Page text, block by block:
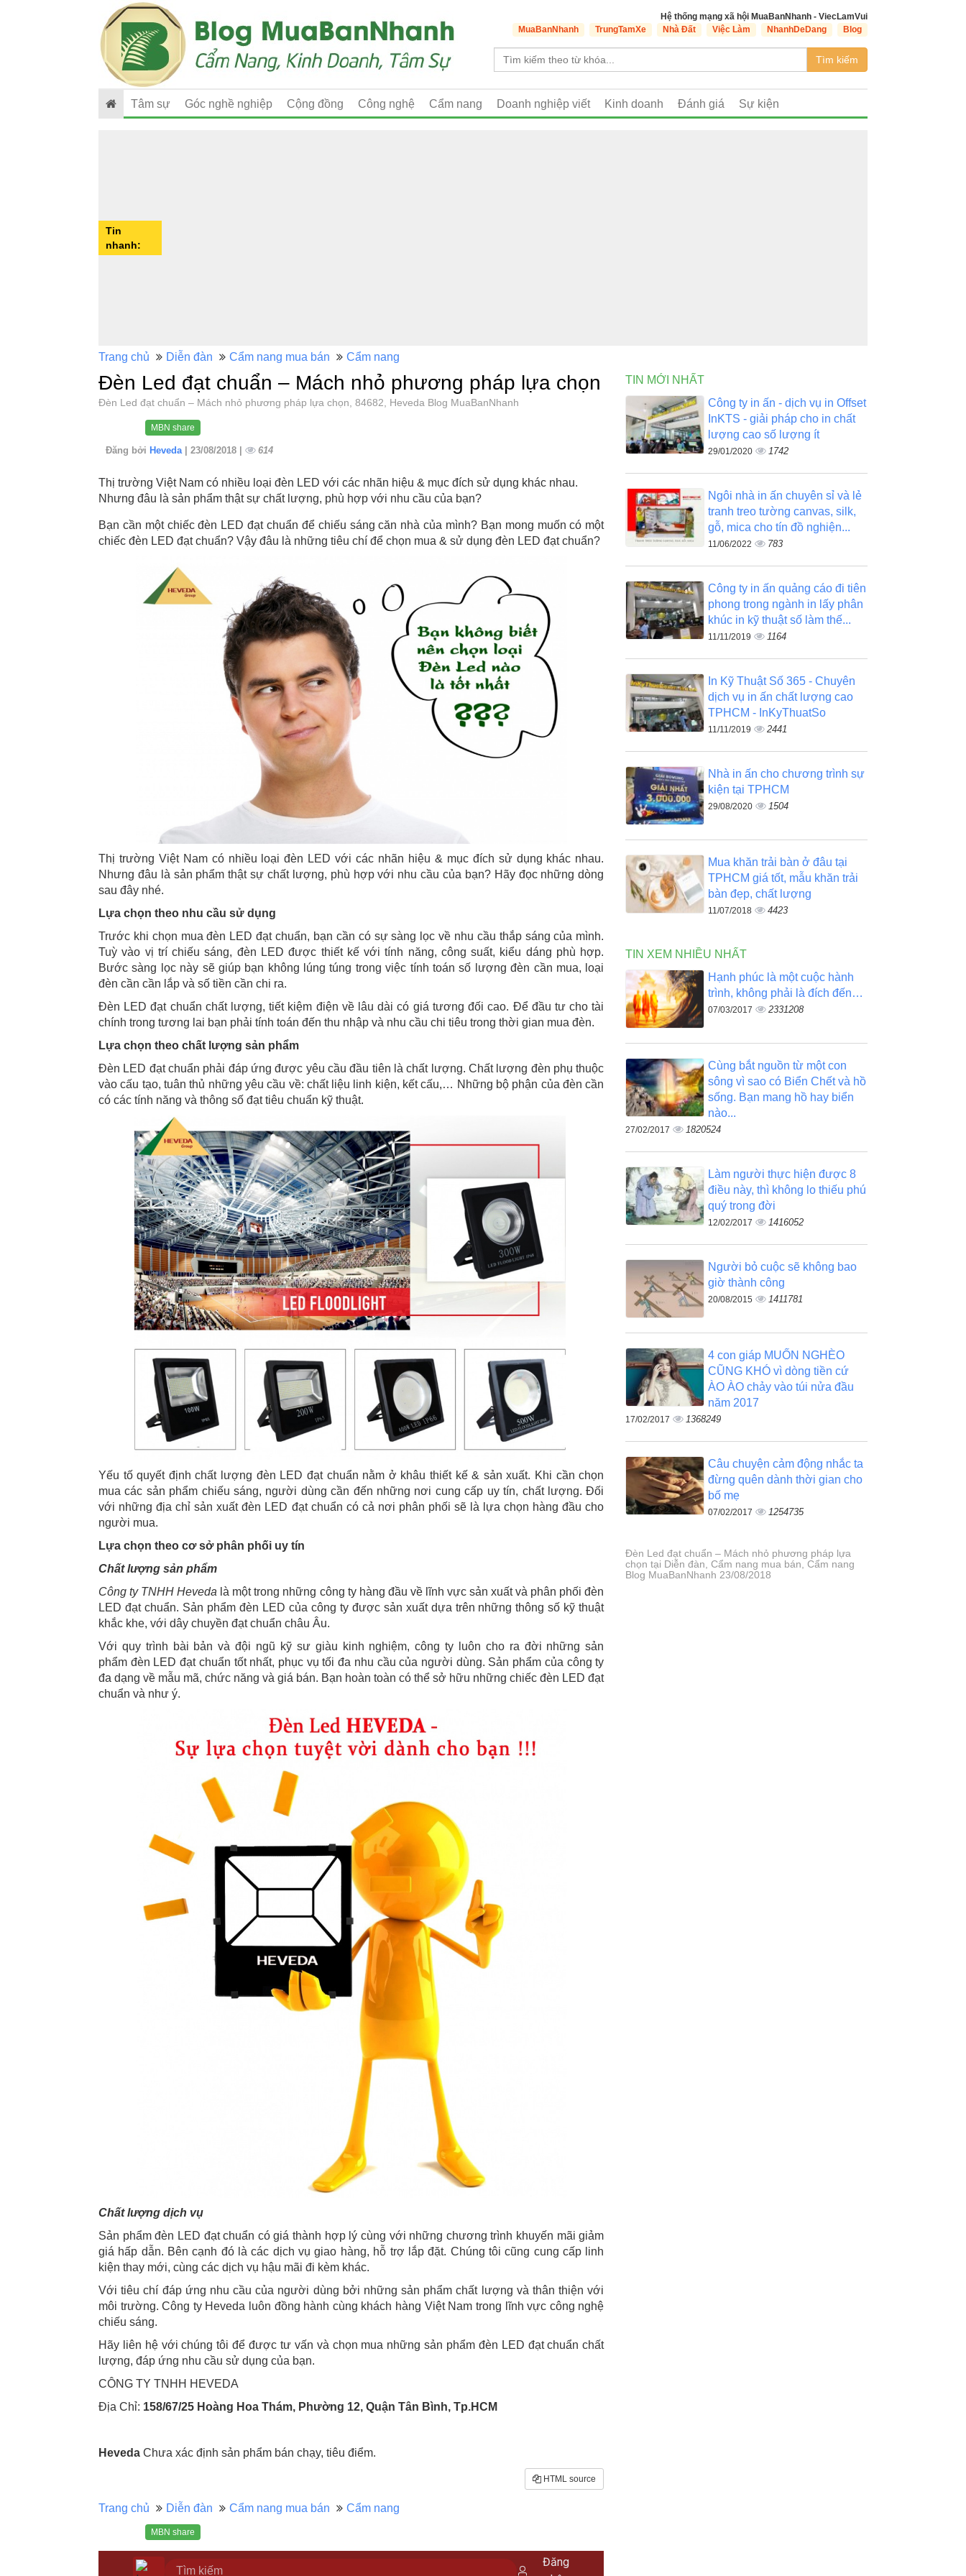
Hệ thống mạng xã hội MuaBanNhanh - ViecLamVui
MuaBanNhanh
TrungTamXe Nhà Đất Việc Làm NhanhDeDang Blog
Tìm kiếm
Tâm sự Góc nghề nghiệp Cộng đồng Công nghệ Cẩm nang Doanh nghiệp viết Kinh doanh Đánh giá Sự kiện
Tin
nhanh:
Trang chủ Diễn đàn Cẩm nang mua bán Cẩm nang
Đèn Led đạt chuẩn – Mách nhỏ phương pháp lựa chọn
Đèn Led đạt chuẩn – Mách nhỏ phương pháp lựa chọn, 84682, Heveda Blog MuaBanNhanh
MBN share
Đăng bởi Heveda | 23/08/2018 | 614
Thị trường Việt Nam có nhiều loại đèn LED với các nhãn hiệu & mục đích sử dụng khác nhau.
Nhưng đâu là sản phẩm thật sự chất lượng, phù hợp với nhu cầu của bạn?
Bạn cần một chiếc đèn LED đạt chuẩn để chiếu sáng căn nhà của mình? Bạn mong muốn có một
chiếc đèn LED đạt chuẩn? Vậy đâu là những tiêu chí để chọn mua & sử dụng đèn LED đạt chuẩn?
Thị trường Việt Nam có nhiều loại đèn LED với các nhãn hiệu & mục đích sử dụng khác nhau.
Nhưng đâu là sản phẩm thật sự chất lượng, phù hợp với nhu cầu của bạn? Hãy đọc những dòng
sau đây nhé.
Lựa chọn theo nhu cầu sử dụng
Trước khi chọn mua đèn LED đạt chuẩn, bạn cần có sự sàng lọc về nhu cầu thắp sáng của mình.
Tuỳ vào vị trí chiếu sáng, đèn LED được thiết kế với tính năng, công suất, kiểu dáng phù hợp.
Bước sàng lọc này sẽ giúp bạn không lúng túng trong việc tính toán số lượng đèn cần mua, loại
đèn cần cần lắp và số tiền cần chi ra.
Đèn LED đạt chuẩn chất lượng, tiết kiệm điện về lâu dài có giá tương đối cao. Để đầu tư cho tài
chính trong tương lai bạn phải tính toán đến thu nhập và nhu cầu chi tiêu trong thời gian mua đèn.
Lựa chọn theo chất lượng sản phẩm
Đèn LED đạt chuẩn phải đáp ứng được yêu cầu đầu tiên là chất lượng. Chất lượng đèn phụ thuộc
vào cấu tạo, tuân thủ những yêu cầu về: chất liệu linh kiện, kết cấu,… Những bộ phận của đèn cần
có các tính năng và thông số đạt tiêu chuẩn kỹ thuật.
Yếu tố quyết định chất lượng đèn LED đạt chuẩn nằm ở khâu thiết kế & sản xuất. Khi cần chọn
mua các sản phẩm chiếu sáng, người dùng cần đến những nơi cung cấp uy tín, chất lượng. Đối
với những địa chỉ sản xuất đèn LED đạt chuẩn có cả nơi phân phối sẽ là lựa chọn hàng đầu cho
người mua.
Lựa chọn theo cơ sở phân phối uy tín
Chất lượng sản phẩm
Công ty TNHH Heveda là một trong những công ty hàng đầu về lĩnh vực sản xuất và phân phối đèn
LED đạt chuẩn. Sản phẩm đèn LED của công ty được sản xuất dựa trên những thông số kỹ thuật
khắc khe, với dây chuyền đạt chuẩn châu Âu.
Với quy trình bài bản và đội ngũ kỹ sư giàu kinh nghiệm, công ty luôn cho ra đời những sản
phẩm đèn LED đạt chuẩn tốt nhất, phục vụ tối đa nhu cầu của người dùng. Sản phẩm của công ty
đa dạng về mẫu mã, chức năng và giá bán. Bạn hoàn toàn có thể sở hữu những chiếc đèn LED đạt
chuẩn và như ý.
Chất lượng dịch vụ
Sản phẩm đèn LED đạt chuẩn có giá thành hợp lý cùng với những chương trình khuyến mãi giảm
giá hấp dẫn. Bên cạnh đó là các dịch vụ giao hàng, hỗ trợ lắp đặt. Chúng tôi cũng cung cấp linh
kiện thay mới, cùng các dịch vụ hậu mãi đi kèm khác.
Với tiêu chí đáp ứng nhu cầu của người dùng bởi những sản phẩm chất lượng và thân thiện với
môi trường. Công ty Heveda luôn đồng hành cùng khách hàng Việt Nam trong lĩnh vực công nghệ
chiếu sáng.
Hãy liên hệ với chúng tôi để được tư vấn và chọn mua những sản phẩm đèn LED đạt chuẩn chất
lượng, đáp ứng nhu cầu sử dụng của bạn.
CÔNG TY TNHH HEVEDA
Địa Chỉ: 158/67/25 Hoàng Hoa Thám, Phường 12, Quận Tân Bình, Tp.HCM
Heveda Chưa xác định sản phẩm bán chạy, tiêu điểm.
HTML source
Trang chủ Diễn đàn Cẩm nang mua bán Cẩm nang
MBN share
TIN MỚI NHẤT
Công ty in ấn - dịch vụ in Offset
InKTS - giải pháp cho in chất
lượng cao số lượng ít
29/01/2020 1742
Ngôi nhà in ấn chuyên sỉ và lẻ
tranh treo tường canvas, silk,
gỗ, mica cho tín đồ nghiện...
11/06/2022 783
Công ty in ấn quảng cáo đi tiên
phong trong ngành in lấy phân
khúc in kỹ thuật số làm thế...
11/11/2019 1164
In Kỹ Thuật Số 365 - Chuyên
dịch vụ in ấn chất lượng cao
TPHCM - InKyThuatSo
11/11/2019 2441
Nhà in ấn cho chương trình sự
kiện tại TPHCM
29/08/2020 1504
Mua khăn trải bàn ở đâu tại
TPHCM giá tốt, mẫu khăn trải
bàn đẹp, chất lượng
11/07/2018 4423
TIN XEM NHIỀU NHẤT
Hạnh phúc là một cuộc hành
trình, không phải là đích đến…
07/03/2017 2331208
Cùng bắt nguồn từ một con
sông vì sao có Biển Chết và hồ
sống. Bạn mang hồ hay biển
nào...
27/02/2017 1820524
Làm người thực hiện được 8
điều này, thì không lo thiếu phú
quý trong đời
12/02/2017 1416052
Người bỏ cuộc sẽ không bao
giờ thành công
20/08/2015 1411781
4 con giáp MUỐN NGHÈO
CŨNG KHÓ vì dòng tiền cứ
ÀO ÀO chảy vào túi nửa đầu
năm 2017
17/02/2017 1368249
Câu chuyện cảm động nhắc ta
đừng quên dành thời gian cho
bố mẹ
07/02/2017 1254735
Đèn Led đạt chuẩn – Mách nhỏ phương pháp lựa
chọn tại Diễn đàn, Cẩm nang mua bán, Cẩm nang
Blog MuaBanNhanh 23/08/2018